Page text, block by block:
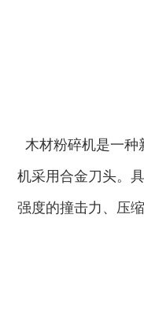
木材粉碎机是一
机采用合金刀头。
强度的撞击力、压